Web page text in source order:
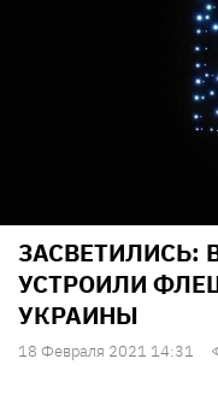
ЗАСВЕТИЛИСЬ:
УСТРОИЛИ
УКРАИНЫ
18 Февраля 2021 14:31